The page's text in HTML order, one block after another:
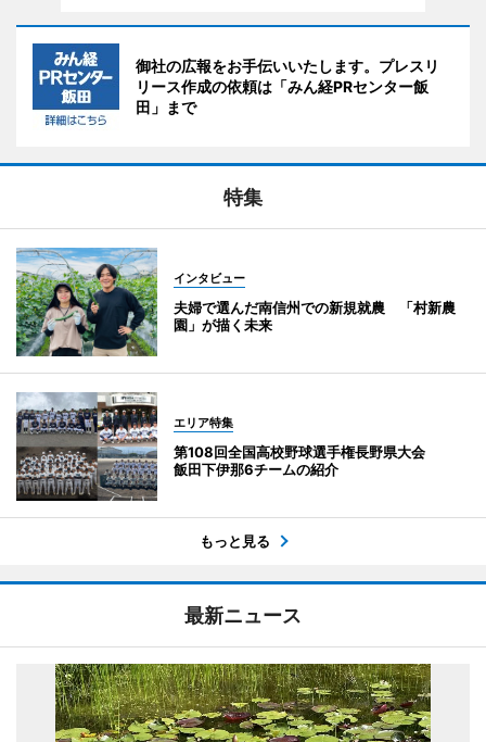
御社の広報をお手伝いいたします。プレスリ
リース作成の依頼は「みん経PRセンター飯
田」まで
特集
インタビュー
夫婦で選んだ南信州での新規就農 「村新農
園」が描く未来
エリア特集
第108回全国高校野球選手権長野県大会
飯田下伊那6チームの紹介
もっと見る
最新ニュース